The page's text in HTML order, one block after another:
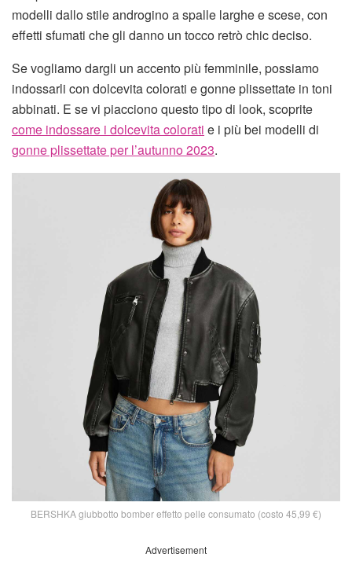
modelli dallo stile androgino a spalle larghe e scese, con
effetti sfumati che gli danno un tocco retrò chic deciso.
Se vogliamo dargli un accento più femminile, possiamo
indossarli con dolcevita colorati e gonne plissettate in toni
abbinati. E se vi piacciono questo tipo di look, scoprite
come indossare i dolcevita colorati e i più bei modelli di
gonne plissettate per l’autunno 2023.
BERSHKA giubbotto bomber effetto pelle consumato (costo 45,99 €)
Advertisement